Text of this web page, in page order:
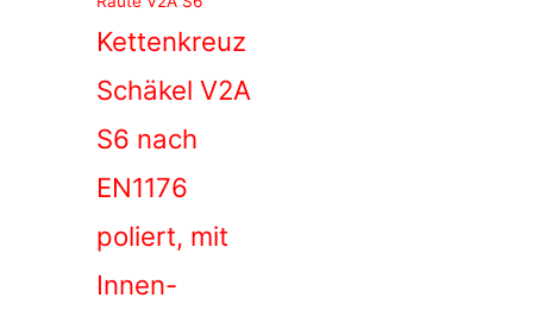
Kettenkreuz
Schäkel V2A
S6 nach
EN1176
poliert, mit
Innen-